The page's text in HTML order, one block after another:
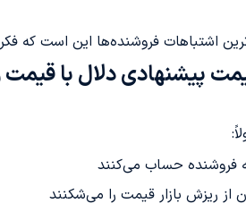
اشتباهات فروشنده‌ها این است که
پیشنهادی دلال با قیمت
فروشنده حساب می‌کنند
از ریزش بازار قیمت را می‌شکنند